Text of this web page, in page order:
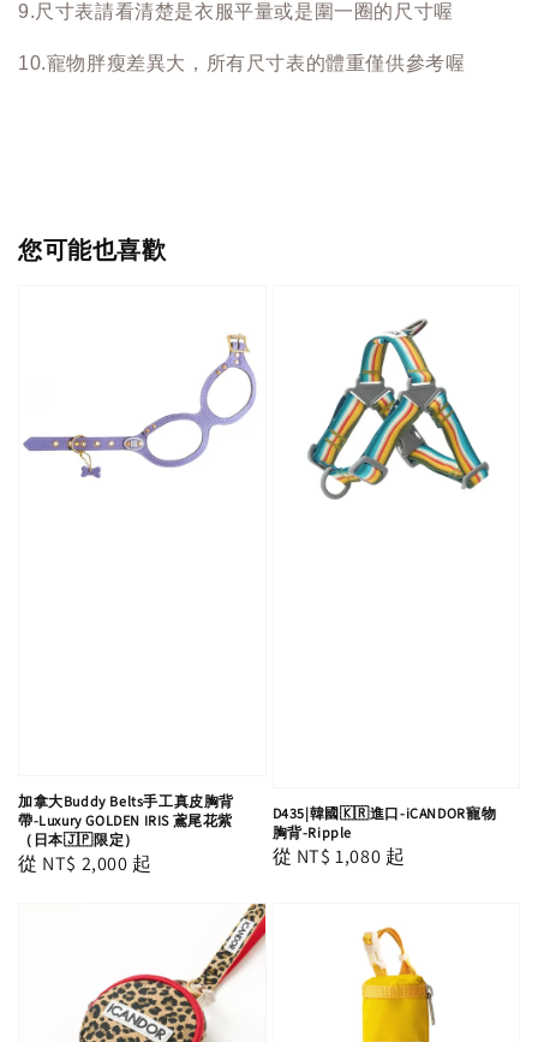
9.尺寸表請看清楚是衣服平量或是圍一圈的尺寸喔
10.寵物胖瘦差異大，所有尺寸表的體重僅供參考喔
您可能也喜歡
加拿大Buddy Belts手工真皮胸背
帶-Luxury GOLDEN IRIS 鳶尾花紫
（日本🇯🇵限定）
Regular
從 NT$ 2,000 起
D435|韓國🇰🇷進口-iCANDOR寵物
胸背-Ripple
Regular
從 NT$ 1,080 起